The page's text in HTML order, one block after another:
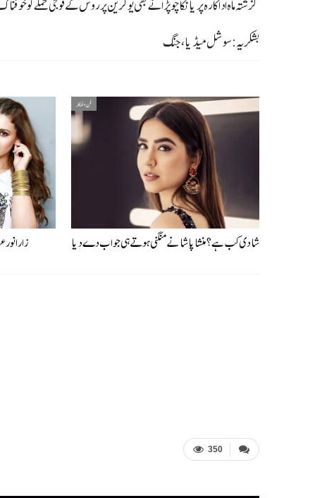
بشکریہ: سوشل میڈیا، جنگ
زارا
فن و فنکار
شادی کب ہے؟ منشا پاشا نے منگنی ہوتے ہی جواب دے دیا
350